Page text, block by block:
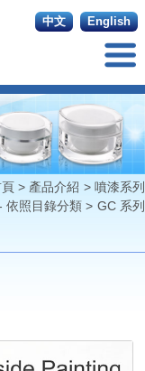
English
中文
頁> 產品介紹 > 噴漆系列
依照目錄分類 > GC 系列